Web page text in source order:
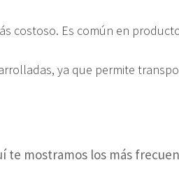
costoso. Es común en
ya que permite
te mostramos los más